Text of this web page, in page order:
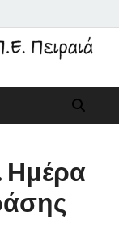
Π.Ε.
Ημέρα